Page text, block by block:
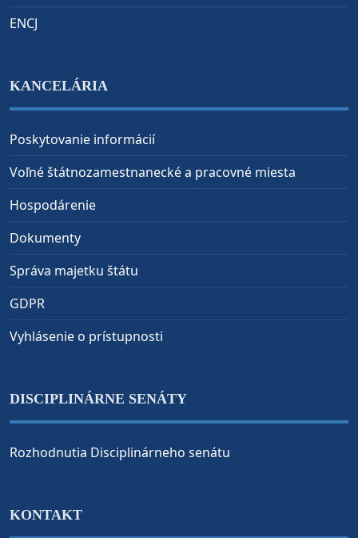
ENCJ
KANCELÁRIA
Poskytovanie informácií
Voľné štátnozamestnanecké a pracovné miesta
Hospodárenie
Dokumenty
Správa majetku štátu
GDPR
Vyhlásenie o prístupnosti
DISCIPLINÁRNE SENÁTY
Rozhodnutia Disciplinárneho senátu
KONTAKT